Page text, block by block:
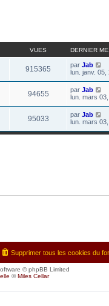
VUES DERNIER
915365 par Jab
lun. janv. 05,
94655 par Jab
lun. mars
95033 par Jab
lun. mars
Supprimer tous les cookies du
© phpBB Limited
©Miles Cellar